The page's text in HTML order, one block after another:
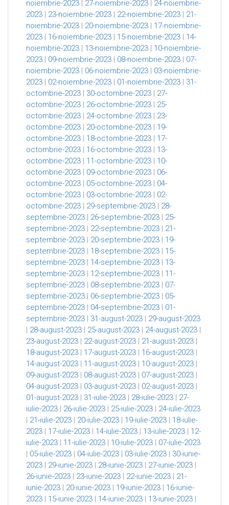
noiembrie-2023 27-noiembrie-2023
24-noiembrie-
2023 | 23-noiembrie-2023 | 22-noiembrie-2023 | 21-
noiembrie-2023 | 20-noiembrie-2023 | 17-noiembrie-
2023 | 16-noiembrie-2023 | 15-noiembrie-2023 | 14-
noiembrie-2023 | 13-noiembrie-2023 | 10-noiembrie-
2023 | 09-noiembrie-2023 | 08-noiembrie-2023 | 07-
noiembrie-2023 | 06-noiembrie-2023 | 03-noiembrie-
2023 | 02-noiembrie-2023 | 01-noiembrie-2023 | 31-
octombrie-2023 | 30-octombrie-2023 | 27-
octombrie-2023 | 26-octombrie-2023 | 25-
octombrie-2023 | 24-octombrie-2023 | 23-
octombrie-2023 | 20-octombrie-2023 | 19-
octombrie-2023 | 18-octombrie-2023 | 17-
octombrie-2023 | 16-octombrie-2023 | 13-
octombrie-2023 | 11-octombrie-2023 | 10-
octombrie-2023 | 09-octombrie-2023 | 06-
octombrie-2023 | 05-octombrie-2023 | 04-
octombrie-2023 | 03-octombrie-2023 | 02-
octombrie-2023 | 29-septembrie-2023 | 28-
septembrie-2023 | 26-septembrie-2023 | 25-
septembrie-2023 | 22-septembrie-2023 | 21-
septembrie-2023 | 20-septembrie-2023 | 19-
septembrie-2023 | 18-septembrie-2023 | 15-
septembrie-2023 | 14-septembrie-2023 | 13-
septembrie-2023 | 12-septembrie-2023 | 11-
septembrie-2023 | 08-septembrie-2023 | 07-
septembrie-2023 | 06-septembrie-2023 | 05-
septembrie-2023 | 04-septembrie-2023 | 01-
septembrie-2023 | 31-august-2023 | 29-august-2023
| 28-august-2023 | 25-august-2023 | 24-august-2023 |
23-august-2023 | 22-august-2023 | 21-august-2023 |
18-august-2023 | 17-august-2023 | 16-august-2023 |
14-august-2023 | 11-august-2023 | 10-august-2023 |
09-august-2023 | 08-august-2023 | 07-august-2023 |
04-august-2023 | 03-august-2023 | 02-august-2023 |
01-august-2023 | 31-iulie-2023 | 28-iulie-2023 | 27-
iulie-2023 | 26-iulie-2023 | 25-iulie-2023 | 24-iulie-2023
| 21-iulie-2023 | 20-iulie-2023 | 19-iulie-2023 | 18-iulie-
2023 | 17-iulie-2023 | 14-iulie-2023 | 13-iulie-2023 | 12-
iulie-2023 | 11-iulie-2023 | 10-iulie-2023 | 07-iulie-2023
| 05-iulie-2023 | 04-iulie-2023 | 03-iulie-2023 | 30-iunie-
2023 | 29-iunie-2023 | 28-iunie-2023 | 27-iunie-2023 |
26-iunie-2023 | 23-iunie-2023 | 22-iunie-2023 | 21-
iunie-2023 | 20-iunie-2023 | 19-iunie-2023 | 16-iunie-
2023 | 15-iunie-2023 | 14-iunie-2023 | 13-iunie-2023 |